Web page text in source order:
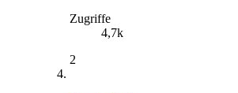
Zugriffe
4,7k
2